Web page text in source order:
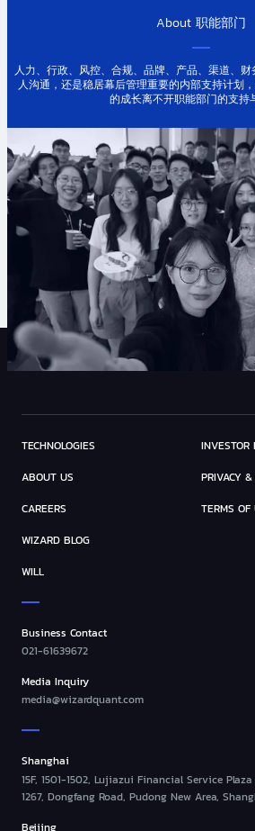
About 职能部门
人力、行政、风控、合规、品牌、产品、渠道、财
人沟通，还是稳居幕后管理重要的内部支持计划
的成长离不开职能部门的支持
TECHNOLOGIES
ABOUT US
CAREERS
WIZARD BLOG
WILL
INVESTOR
PRIVACY
TERMS OF
Business Contact
021-61639672
Media Inquiry
media@wizardquant.com
Shanghai
15F, 1501-1502, Lujiazui Financial Service
1267, Dongfang Road, Pudong New Area,
Beijing